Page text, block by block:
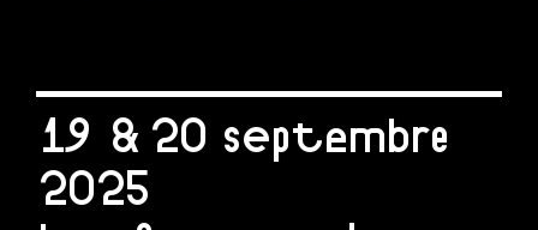
19 & 20 septembre
2025